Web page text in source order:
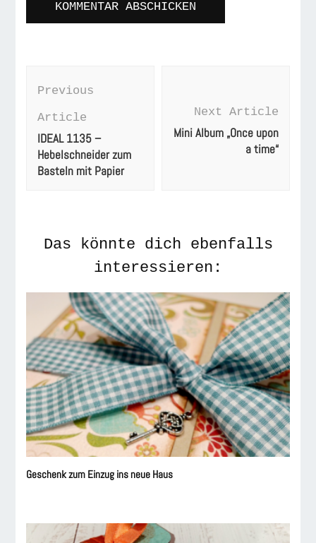
Navigation
Previous
Article
IDEAL 1135 –
Hebelschneider zum
Basteln mit Papier
Next Article
Mini Album „Once upon
a time“
Das könnte dich ebenfalls
interessieren:
Geschenk zum Einzug ins neue Haus